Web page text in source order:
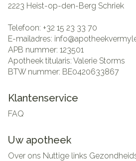
2223 Heist-op-den-Berg Schriek
Telefoon: +32 15 23 33 70
E-mailadres: info@
APB nummer: 123501
Apotheek titularis: Valerie Storms
BTW nummer: BE0420633867
Klantenservice
FAQ
Uw apotheek
Over ons Nuttige links